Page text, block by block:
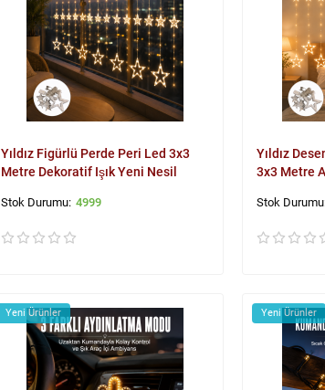
Yıldız Figürlü Perde Peri Led 3x3
Metre Dekoratif Işık Yeni Nesil
4999
Yıldız
3x3 Metre
Yeni Ürünler Yeni Ürünler